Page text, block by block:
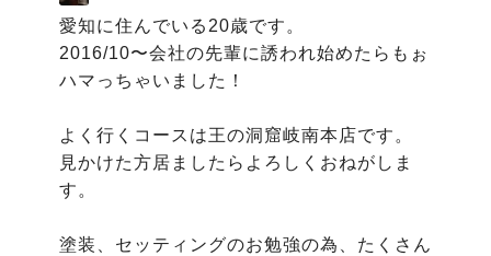
愛知に住んでいる20歳です。
2016/10〜会社の先輩に誘われ始めたらもぉ
ハマっちゃいました！
よく行くコースは王の洞窟岐南本店です。
見かけた方居ましたらよろしくおねがしま
す。
塗装、セッティングのお勉強の為、たくさん